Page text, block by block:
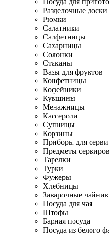
Посуда для
Разделочные доски
Рюмки
Салатники
Салфетницы
Сахарницы
Солонки
Стаканы
Вазы для фруктов
Конфетницы
Кофейники
Кувшины
Менажницы
Кассероли
Супницы
Корзины
Приборы для
Предметы
Тарелки
Турки
Фужеры
Хлебницы
Заварочные
Посуда для чая
Штофы
Барная посуда
Посуда из белого